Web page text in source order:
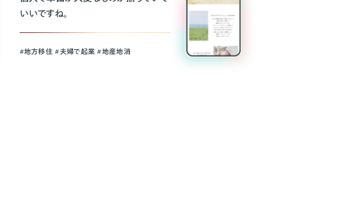
いいですね。
#地方移住 #夫婦で起業 #地産地消